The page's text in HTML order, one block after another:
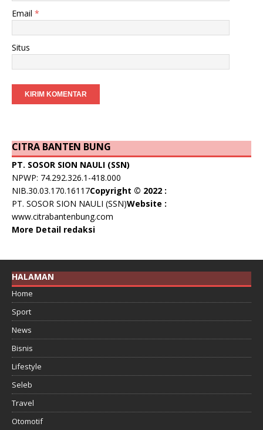
Email *
Situs
CITRA BANTEN BUNG
PT. SOSOR SION NAULI (SSN)
NPWP: 74.292.326.1-418.000
NIB.30.03.170.16117Copyright © 2022 :
PT. SOSOR SION NAULI (SSN)Website :
www.citrabantenbung.com
More Detail redaksi
HALAMAN
Home
Sport
News
Bisnis
Lifestyle
Seleb
Travel
Otomotif